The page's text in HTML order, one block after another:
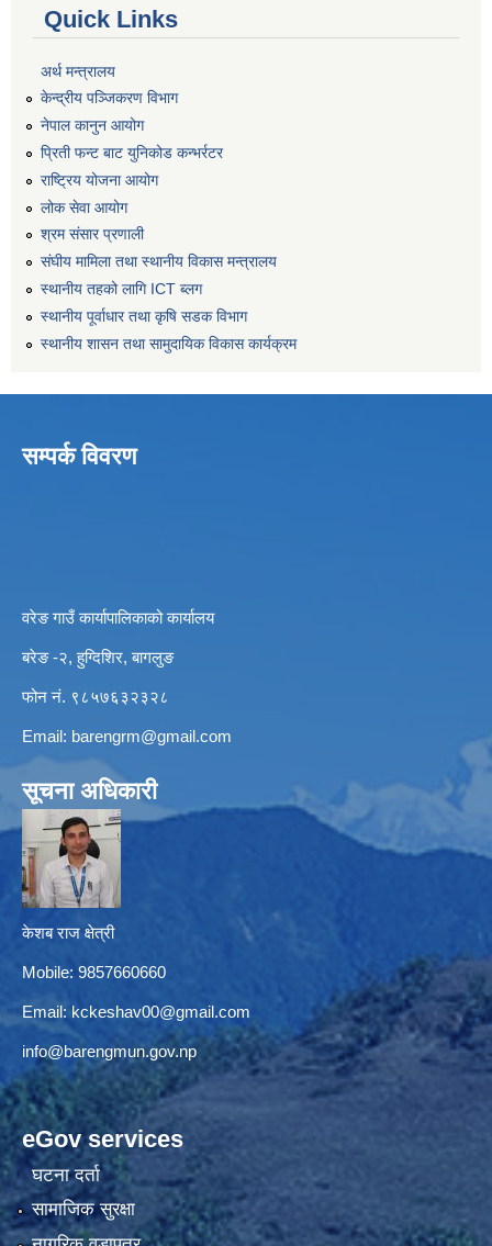
Quick Links
अर्थ मन्त्रालय
केन्द्रीय पञ्जिकरण विभाग
नेपाल कानुन आयोग
प्रिती फन्ट बाट युनिकोड कन्भर्रटर
राष्ट्रिय योजना आयोग
लोक सेवा आयोग
श्रम संसार प्रणाली
संघीय मामिला तथा स्थानीय विकास मन्त्रालय
स्थानीय तहको लागि ICT ब्लग
स्थानीय पूर्वाधार तथा कृषि सडक विभाग
स्थानीय शासन तथा सामुदायिक विकास कार्यक्रम
सम्पर्क विवरण
वरेङ गाउँ कार्यापालिकाको कार्यालय
बरेङ -२, हुग्दिशिर, बागलुङ
फोन नं. ९८५७६३२३२८
Email: barengrm@gmail.com
सूचना अधिकारी
केशब राज क्षेत्री
Mobile: 9857660660
Email: kckeshav00@gmail.com
info@barengmun.gov.np
eGov services
घटना दर्ता
सामाजिक सुरक्षा